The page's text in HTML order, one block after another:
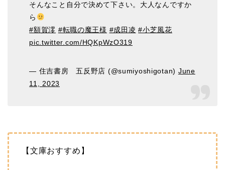
そんなこと自分で決めて下さい。大人なんですか
ら
#額賀澪 #転職の魔王様 #成田凌 #小芝風花
pic.twitter.com/HQKpWzO319
— 住吉書房 五反野店 (@sumiyoshigotan) June
11, 2023
【文庫おすすめ】